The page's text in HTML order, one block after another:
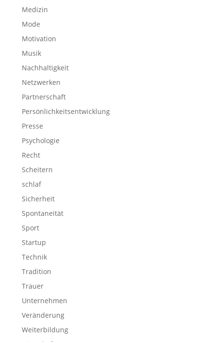
Medizin
Mode
Motivation
Musik
Nachhaltigkeit
Netzwerken
Partnerschaft
Persönlichkeitsentwicklung
Presse
Psychologie
Recht
Scheitern
schlaf
Sicherheit
Spontaneität
Sport
Startup
Technik
Tradition
Trauer
Unternehmen
Veränderung
Weiterbildung